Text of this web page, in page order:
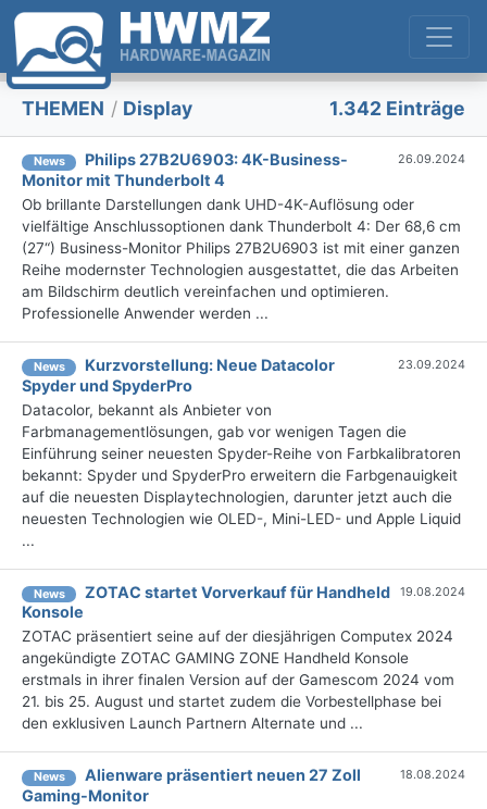
THEMEN / Display 1.342 Einträge
News
Philips 27B2U6903: 4K-Business-
Monitor mit Thunderbolt 4
26.09.2024
Ob brillante Darstellungen dank UHD-4K-Auflösung oder
vielfältige Anschlussoptionen dank Thunderbolt 4: Der 68,6 cm
(27“) Business-Monitor Philips 27B2U6903 ist mit einer ganzen
Reihe modernster Technologien ausgestattet, die das Arbeiten
am Bildschirm deutlich vereinfachen und optimieren.
Professionelle Anwender werden ...
News
Kurzvorstellung: Neue Datacolor
Spyder und SpyderPro
23.09.2024
Datacolor, bekannt als Anbieter von
Farbmanagementlösungen, gab vor wenigen Tagen die
Einführung seiner neuesten Spyder-Reihe von Farbkalibratoren
bekannt: Spyder und SpyderPro erweitern die Farbgenauigkeit
auf die neuesten Displaytechnologien, darunter jetzt auch die
neuesten Technologien wie OLED-, Mini-LED- und Apple Liquid
...
News
ZOTAC startet Vorverkauf für Handheld
Konsole
19.08.2024
ZOTAC präsentiert seine auf der diesjährigen Computex 2024
angekündigte ZOTAC GAMING ZONE Handheld Konsole
erstmals in ihrer finalen Version auf der Gamescom 2024 vom
21. bis 25. August und startet zudem die Vorbestellphase bei
den exklusiven Launch Partnern Alternate und ...
News
Alienware präsentiert neuen 27 Zoll
Gaming-Monitor
18.08.2024